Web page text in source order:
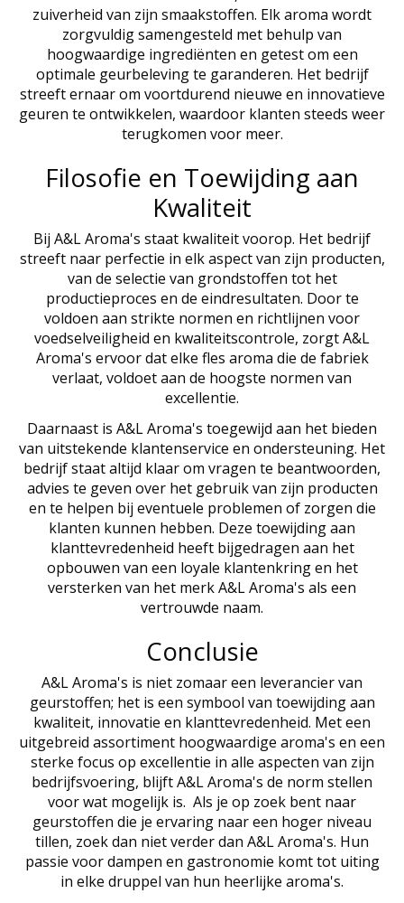
zuiverheid van zijn smaakstoffen. Elk aroma wordt
zorgvuldig samengesteld met behulp van
hoogwaardige ingrediënten en getest om een
optimale geurbeleving te garanderen. Het bedrijf
streeft ernaar om voortdurend nieuwe en innovatieve
geuren te ontwikkelen, waardoor klanten steeds weer
terugkomen voor meer.
Filosofie en Toewijding aan
Kwaliteit
Bij A&L Aroma's staat kwaliteit voorop. Het bedrijf
streeft naar perfectie in elk aspect van zijn producten,
van de selectie van grondstoffen tot het
productieproces en de eindresultaten. Door te
voldoen aan strikte normen en richtlijnen voor
voedselveiligheid en kwaliteitscontrole, zorgt A&L
Aroma's ervoor dat elke fles aroma die de fabriek
verlaat, voldoet aan de hoogste normen van
excellentie.
Daarnaast is A&L Aroma's toegewijd aan het bieden
van uitstekende klantenservice en ondersteuning. Het
bedrijf staat altijd klaar om vragen te beantwoorden,
advies te geven over het gebruik van zijn producten
en te helpen bij eventuele problemen of zorgen die
klanten kunnen hebben. Deze toewijding aan
klanttevredenheid heeft bijgedragen aan het
opbouwen van een loyale klantenkring en het
versterken van het merk A&L Aroma's als een
vertrouwde naam.
Conclusie
A&L Aroma's is niet zomaar een leverancier van
geurstoffen; het is een symbool van toewijding aan
kwaliteit, innovatie en klanttevredenheid. Met een
uitgebreid assortiment hoogwaardige aroma's en een
sterke focus op excellentie in alle aspecten van zijn
bedrijfsvoering, blijft A&L Aroma's de norm stellen
voor wat mogelijk is. Als je op zoek bent naar
geurstoffen die je ervaring naar een hoger niveau
tillen, zoek dan niet verder dan A&L Aroma's. Hun
passie voor dampen en gastronomie komt tot uiting
in elke druppel van hun heerlijke aroma's.